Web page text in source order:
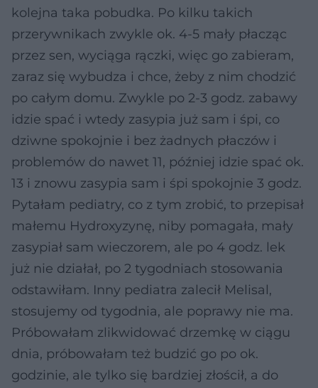
kolejna taka pobudka. Po kilku takich
przerywnikach zwykle ok. 4-5 mały płacząc
przez sen, wyciąga rączki, więc go zabieram,
zaraz się wybudza i chce, żeby z nim chodzić
po całym domu. Zwykle po 2-3 godz. zabawy
idzie spać i wtedy zasypia już sam i śpi, co
dziwne spokojnie i bez żadnych płaczów i
problemów do nawet 11, później idzie spać ok.
13 i znowu zasypia sam i śpi spokojnie 3 godz.
Pytałam pediatry, co z tym zrobić, to przepisał
małemu Hydroxyzynę, niby pomagała, mały
zasypiał sam wieczorem, ale po 4 godz. lek
już nie działał, po 2 tygodniach stosowania
odstawiłam. Inny pediatra zalecił Melisal,
stosujemy od tygodnia, ale poprawy nie ma.
Próbowałam zlikwidować drzemkę w ciągu
dnia, próbowałam też budzić go po ok.
godzinie, ale tylko się bardziej złościł, a do